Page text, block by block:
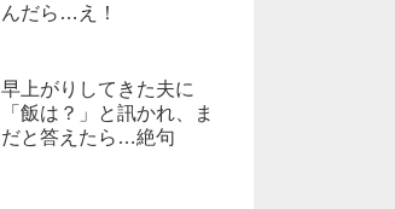
んだら…え！
早上がりしてきた夫に
「飯は？」と訊かれ、ま
だと答えたら…絶句